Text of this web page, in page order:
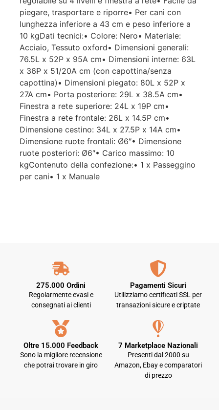
piegare, trasportare e riporre• Per cani con
lunghezza inferiore a 43 cm e peso inferiore a
10 kgDati tecnici:• Colore: Nero• Materiale:
Acciaio, Tessuto oxford• Dimensioni generali:
76.5L x 52P x 95A cm• Dimensioni interne: 63L
x 36P x 51/20A cm (con capottina/senza
capottina)• Dimensioni piegato: 80L x 52P x
27A cm• Porta posteriore: 29L x 38.5A cm•
Finestra a rete superiore: 24L x 19P cm•
Finestra a rete frontale: 26L x 14.5P cm•
Dimensione cestino: 34L x 27.5P x 14A cm•
Dimensione ruote frontali: Ø6″• Dimensione
ruote posteriori: Ø6″• Carico massimo: 10
kgContenuto della confezione:• 1 x Passeggino
per cani• 1 x Manuale
275.000 Ordini
Regolarmente evasi e
consegnati ai clienti
Pagamenti Sicuri
Utilizziamo certificati SSL per
transazioni sicure e criptate
Oltre 15.000 Feedback
Sono la migliore recensione
che potrai trovare in giro
7 Marketplace Nazionali
Presenti dal 2000 su
Amazon, Ebay e comparatori
di prezzo